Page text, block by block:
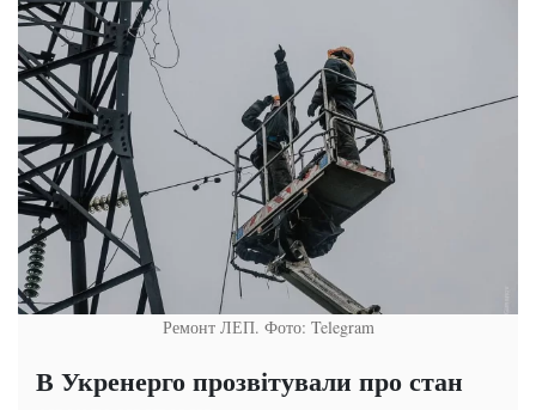
Ремонт ЛЕП. Фото: Telegram
В Укренерго прозвітували про стан